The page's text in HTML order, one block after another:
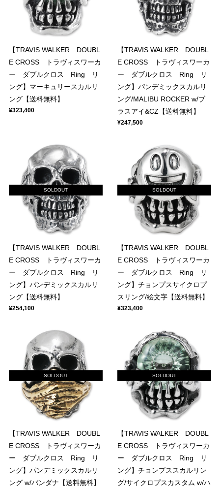
【TRAVIS WALKER DOUBL
E CROSS トラヴィスワーカ
ー ダブルクロス Ring リ
ング】マーキュリースカルリ
ング【送料無料】
¥323,400
【TRAVIS WALKER DOUBL
E CROSS トラヴィスワーカ
ー ダブルクロス Ring リ
ング】パンデミックスカルリ
ング/MALIBU ROCKER w/ブ
ラスアイ&CZ【送料無料】
¥247,500
SOLDOUT
【TRAVIS WALKER DOUBL
E CROSS トラヴィスワーカ
ー ダブルクロス Ring リ
ング】パンデミックスカルリ
ング【送料無料】
¥254,100
SOLDOUT
【TRAVIS WALKER DOUBL
E CROSS トラヴィスワーカ
ー ダブルクロス Ring リ
ング】チョンプスサイクロプ
スリング/絵文字【送料無料】
¥323,400
SOLDOUT
【TRAVIS WALKER DOUBL
E CROSS トラヴィスワーカ
ー ダブルクロス Ring リ
ング】パンデミックスカルリ
ング w/バンダナ【送料無料】
SOLDOUT
【TRAVIS WALKER DOUBL
E CROSS トラヴィスワーカ
ー ダブルクロス Ring リ
ング】チョンプススカルリン
グ/サイクロプスカスタム w/ハ